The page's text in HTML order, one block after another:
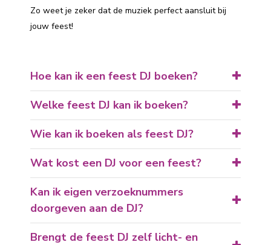
Zo weet je zeker dat de muziek perfect aansluit bij
jouw feest!
Hoe kan ik een feest DJ boeken?
Welke feest DJ kan ik boeken?
Wie kan ik boeken als feest DJ?
Wat kost een DJ voor een feest?
Kan ik eigen verzoeknummers
doorgeven aan de DJ?
Brengt de feest DJ zelf licht- en